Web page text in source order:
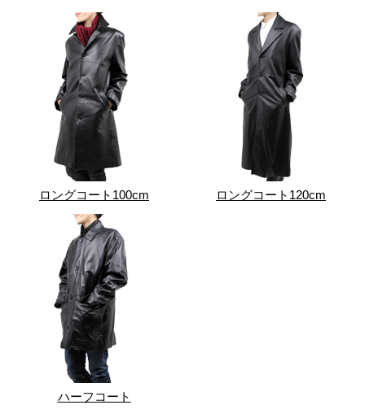
ロングコート100cm ロングコート120cm
ハーフコート